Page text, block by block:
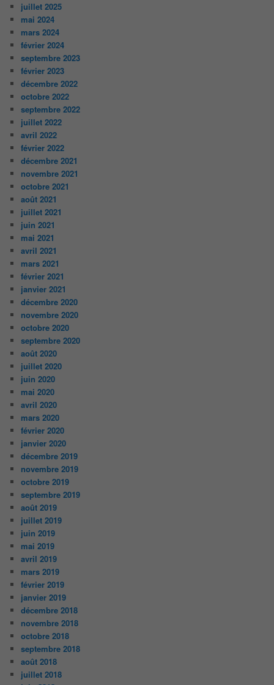
juillet 2025
mai 2024
mars 2024
février 2024
septembre 2023
février 2023
décembre 2022
octobre 2022
septembre 2022
juillet 2022
avril 2022
février 2022
décembre 2021
novembre 2021
octobre 2021
août 2021
juillet 2021
juin 2021
mai 2021
avril 2021
mars 2021
février 2021
janvier 2021
décembre 2020
novembre 2020
octobre 2020
septembre 2020
août 2020
juillet 2020
juin 2020
mai 2020
avril 2020
mars 2020
février 2020
janvier 2020
décembre 2019
novembre 2019
octobre 2019
septembre 2019
août 2019
juillet 2019
juin 2019
mai 2019
avril 2019
mars 2019
février 2019
janvier 2019
décembre 2018
novembre 2018
octobre 2018
septembre 2018
août 2018
juillet 2018